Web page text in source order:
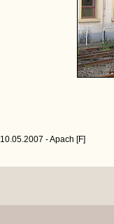
10.05.2007 - Apach [F]